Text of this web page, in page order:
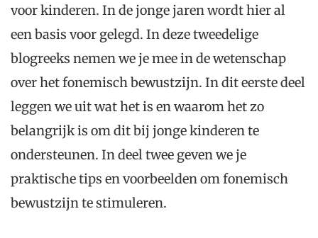
voor kinderen. In de jonge jaren wordt hier al
een basis voor gelegd. In deze tweedelige
blogreeks nemen we je mee in de wetenschap
over het fonemisch bewustzijn. In dit eerste deel
leggen we uit wat het is en waarom het zo
belangrijk is om dit bij jonge kinderen te
ondersteunen. In deel twee geven we je
praktische tips en voorbeelden om fonemisch
bewustzijn te stimuleren.